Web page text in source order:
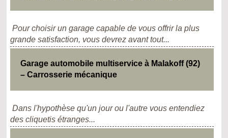
Pour choisir un garage capable de vous offrir la plus
grande satisfaction, vous devrez avant tout...
Garage automobile multiservice à Malakoff (92)
– Carrosserie mécanique
Dans l'hypothèse qu'un jour ou l'autre vous entendiez
des cliquetis étranges...